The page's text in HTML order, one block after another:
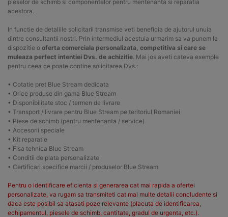
pieselor de schimb si componentelor pentru mentenanta si reparatia
acestora.
In functie de detaliile solicitarii transmise veti beneficia de ajutorul unuia
dintre consultantii nostri. Prin intermediul acestuia urmarim sa va punem la
dispozitie o oferta comerciala personalizata, competitiva si care se
muleaza perfect intentiei Dvs. de achizitie . Mai jos aveti cateva exemple
pentru ceea ce poate contine solicitarea Dvs.:
• Cotatie pret Blue Stream dedicata
• Orice produse din gama Blue Stream
• Disponibilitate stoc / termen de livrare
• Transport / livrare pentru Blue Stream pe teritoriul Romaniei
• Piese de schimb (pentru mentenanta / service)
• Accesorii speciale
• Kit reparatie
• Fisa tehnica Blue Stream
• Conditii de plata personalizate
• Certificari specifice marcii / produselor Blue Stream
Pentru o identificare eficienta si generarea cat mai rapida a ofertei
personalizate, va rugam sa transmiteti cat mai multe detalii concludente si
daca este posibil sa atasati poze relevante (placuta de identificarea,
echipamentul, piesele de schimb, cantitate, gradul de urgenta, etc.).